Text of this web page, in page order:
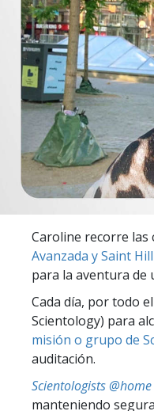
Amor y Odio: ¿Qué es
Caroline recorre las
Avanzada y Saint
para la aventura de
Cada día, por todo
Scientology) para
misión o grupo de
auditación.
Scientologists @home
manteniendo